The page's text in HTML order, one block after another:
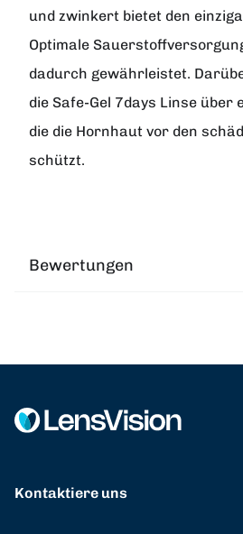
und zwinkert bietet den
Optimale
dadurch gewährleistet.
die Safe-Gel 7days Linse über
die die Hornhaut vor den
schützt.
Bewertungen
Kontaktiere uns